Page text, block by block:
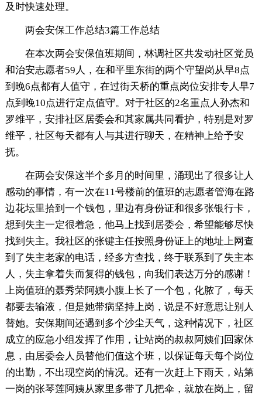
及时快速处理。
两会安保工作总结3篇工作总结
在本次两会安保值班期间，林调社区共发动社区党员
和治安志愿者59人，在和平里东街的两个守望岗从早8点
到晚6点都有人值守，在过街天桥的重点岗位安排专人早7
点到晚10点进行定点值守。对于社区的2名重点人孙杰和
罗维平，安排社区居委会和其家属共同看护，特别是对罗
维平，社区每天都有人与其进行聊天，在精神上给予安
抚。
在两会安保这半个多月的时间里，涌现出了很多让人
感动的事情，有一次在11号楼前的值班的志愿者管海在路
边花坛里拾到一个钱包，里边有身份证和很多张银行卡，
想到失主一定很着急，他马上找到居委会，希望能够尽快
找到失主。我社区的张键主任按照身份证上的地址上网查
到了失主老家的电话，经多方查找，终于联系到了失主本
人，失主拿着失而复得的钱包，向我们表达万分的感谢！
上岗值班的聂秀荣阿姨小腹上长了一个包，化脓了，每天
都要去输液，但是她带病坚持上岗，说是不好意思让别人
替她。安保期间还遇到多个沙尘天气，这种情况下，社区
成立的应急小组发挥了作用，让站岗的叔叔阿姨们回家休
息，由居委会人员替他们值这个班，以保证每天每个岗位
的出勤，不出现空岗的情况。还有一次赶上下雨天，站第
一岗的张琴莲阿姨从家里多带了几把伞，就放在岗上，留